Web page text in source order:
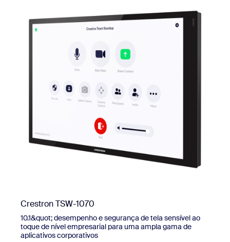
Crestron TSW-1070
10.1&quot; desempenho e segurança de tela sensível ao
toque de nível empresarial para uma ampla gama de
aplicativos corporativos